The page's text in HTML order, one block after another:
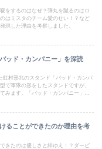
をするのはなぜ？弾丸を蹴るのはロ
はミスタのチーム愛のせい！？など
現した理由を考察しました。
ッド・カンパニー」を深読
虹村形兆のスタンド「バッド・カンパ
で軍隊の形をしたスタンドですが、
みます。「バッド・カンパニー」は
ることができたのか理由を考
きたのは優しさと絆ゆえ！？ダービ